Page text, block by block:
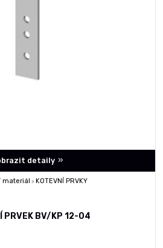
detaily
materiál > KOTEVNÍ PRVKY
PRVEK BV/KP 12-04